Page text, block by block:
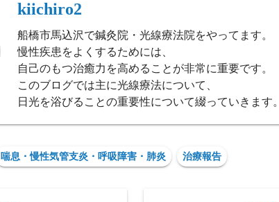
kiichiro2
船橋市馬込沢で鍼灸院・光線療法院をやってます。
慢性疾患をよくするためには、
自己のもつ治癒力を高めることが非常に重要です。
このブログでは主に光線療法について、
日光を浴びることの重要性について綴っていきます。
喘息・慢性気管支炎・呼吸障害・肺炎 治療報告